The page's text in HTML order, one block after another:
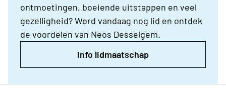
ontmoetingen, boeiende uitstappen en veel
gezelligheid? Word vandaag nog lid en ontdek
de voordelen van Neos Desselgem.
Info lidmaatschap